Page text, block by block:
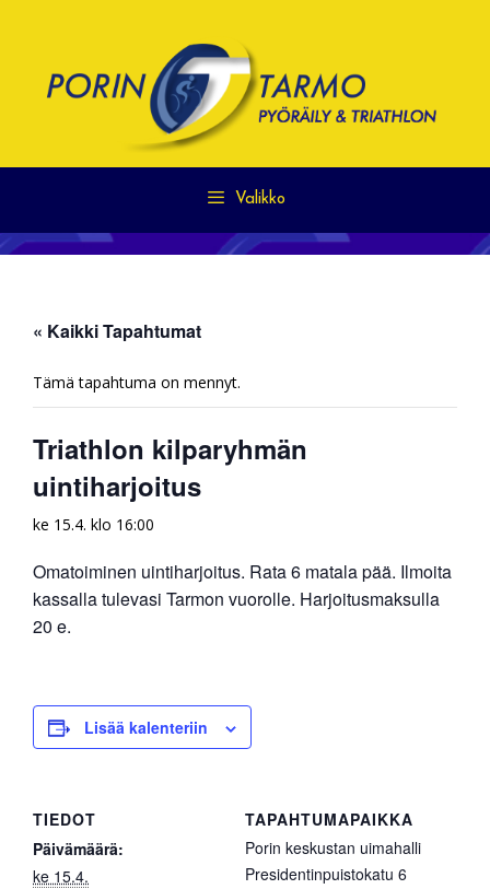
Valikko
« Kaikki Tapahtumat
Tämä tapahtuma on mennyt.
Triathlon kilparyhmän
uintiharjoitus
ke 15.4. klo 16:00
Omatoiminen uintiharjoitus. Rata 6 matala pää. Ilmoita
kassalla tulevasi Tarmon vuorolle. Harjoitusmaksulla
20 e.
Lisää kalenteriin
TIEDOT
Päivämäärä:
ke 15.4.
TAPAHTUMAPAIKKA
Porin keskustan uimahalli
Presidentinpuistokatu 6